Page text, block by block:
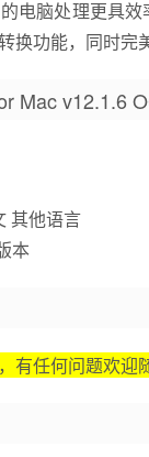
电脑处理更具
换功能，同时完
Mac v12.1.6
其他语言
本
有任何问题欢迎